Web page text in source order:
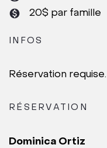
20$ par famille
INFOS
Réservation requise.
RÉSERVATION
Dominica Ortiz